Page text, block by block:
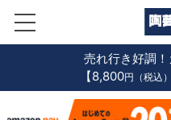
売れ行き好調
【8,800円（税込）